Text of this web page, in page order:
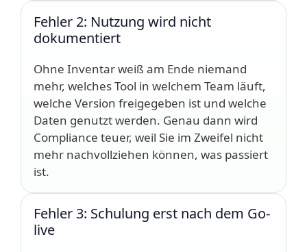
Fehler 2: Nutzung wird nicht
dokumentiert
Ohne Inventar weiß am Ende niemand
mehr, welches Tool in welchem Team läuft,
welche Version freigegeben ist und welche
Daten genutzt werden. Genau dann wird
Compliance teuer, weil Sie im Zweifel nicht
mehr nachvollziehen können, was passiert
ist.
Fehler 3: Schulung erst nach dem Go-
live